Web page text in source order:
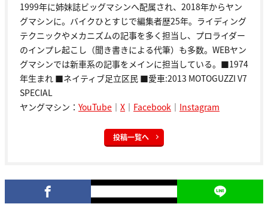
1999年に姉妹誌ビッグマシンへ配属され、2018年からヤン
グマシンに。バイクひとすじで編集者歴25年。ライディング
テクニックやメカニズムの記事を多く担当し、プロライダー
のインプレ起こし（聞き書きによる代筆）も多数。WEBヤン
グマシンでは新車系の記事をメインに担当している。■1974
年生まれ ■ネイティブ足立区民 ■愛車:2013 MOTOGUZZI V7
SPECIAL
ヤングマシン： YouTube ｜ X ｜ Facebook ｜ Instagram
投稿一覧へ